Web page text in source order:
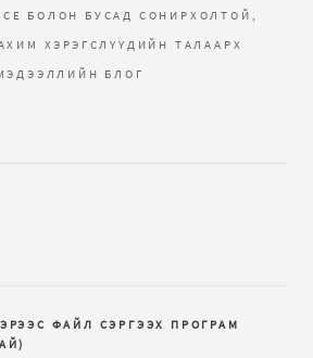
БОЛОН БУСАД СОНИРХОЛТОЙ,
ХЭРЭГСЛҮҮДИЙН ТАЛААРХ
БЛОГ
ФАЙЛ СЭРГЭЭХ ПРОГРАМ